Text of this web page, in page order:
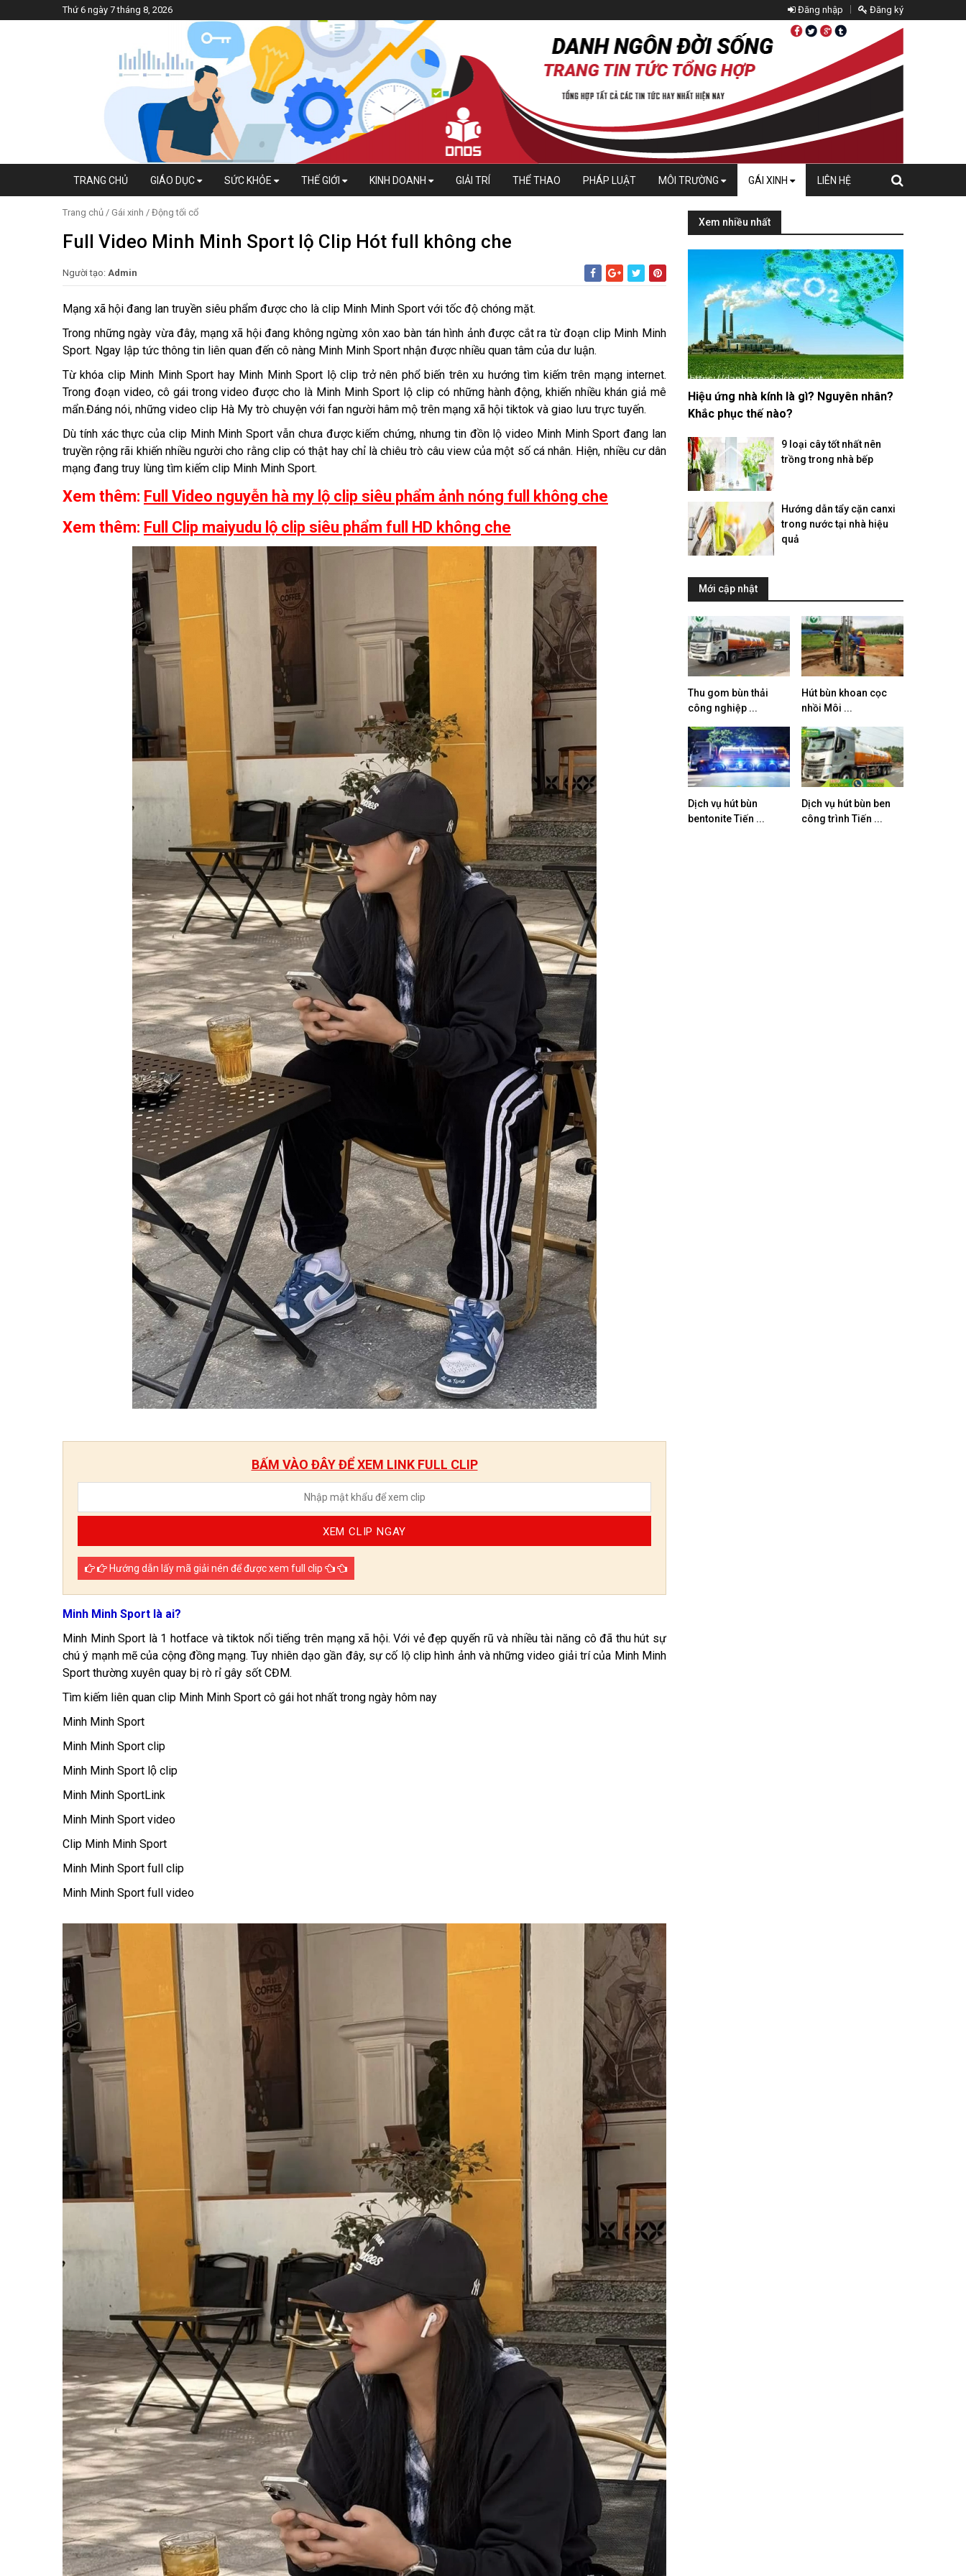
Thứ 6 ngày 7 tháng 8, 2026 Đăng nhập Đăng ký
TRANG CHỦ GIÁO DỤC SỨC KHỎE THẾ GIỚI KINH DOANH GIẢI TRÍ THỂ THAO PHÁP LUẬT MÔI TRƯỜNG GÁI XINH LIÊN HỆ
Trang chủ / Gái xinh / Động tối cổ
Full Video Minh Minh Sport lộ Clip Hót full không che
Người tạo: Admin
Mạng xã hội đang lan truyền siêu phẩm được cho là clip Minh Minh Sport với tốc độ chóng mặt.
Trong những ngày vừa đây, mạng xã hội đang không ngừng xôn xao bàn tán hình ảnh được cắt ra từ đoạn clip Minh Minh
Sport. Ngay lập tức thông tin liên quan đến cô nàng Minh Minh Sport nhận được nhiều quan tâm của dư luận.
Từ khóa clip Minh Minh Sport hay Minh Minh Sport lộ clip trở nên phổ biến trên xu hướng tìm kiếm trên mạng internet.
Trong đoạn video, cô gái trong video được cho là Minh Minh Sport lộ clip có những hành động, khiến nhiều khán giả mê
mẩn.Đáng nói, những video clip Hà My trò chuyện với fan người hâm mộ trên mạng xã hội tiktok và giao lưu trực tuyến.
Dù tính xác thực của clip Minh Minh Sport vẫn chưa được kiếm chứng, nhưng tin đồn lộ video Minh Minh Sport đang lan
truyền rộng rãi khiến nhiều người cho rằng clip có thật hay chỉ là chiêu trò câu view của một số cá nhân. Hiện, nhiều cư dân
mạng đang truy lùng tìm kiếm clip Minh Minh Sport.
Xem thêm: Full Video nguyễn hà my lộ clip siêu phẩm ảnh nóng full không che
Xem thêm: Full Clip maiyudu lộ clip siêu phẩm full HD không che
BẤM VÀO ĐÂY ĐỂ XEM LINK FULL CLIP
XEM CLIP NGAY
Hướng dẫn lấy mã giải nén để được xem full clip
Minh Minh Sport là ai?
Minh Minh Sport là 1 hotface và tiktok nổi tiếng trên mạng xã hội. Với vẻ đẹp quyến rũ và nhiều tài năng cô đã thu hút sự
chú ý mạnh mẽ của cộng đồng mạng. Tuy nhiên dạo gần đây, sự cố lộ clip hình ảnh và những video giải trí của Minh Minh
Sport thường xuyên quay bị rò rỉ gây sốt CĐM.
Tìm kiếm liên quan clip Minh Minh Sport cô gái hot nhất trong ngày hôm nay
Minh Minh Sport
Minh Minh Sport clip
Minh Minh Sport lộ clip
Minh Minh SportLink
Minh Minh Sport video
Clip Minh Minh Sport
Minh Minh Sport full clip
Minh Minh Sport full video
Xem nhiều nhất
Hiệu ứng nhà kính là gì? Nguyên nhân?
Khắc phục thế nào?
9 loại cây tốt nhất nên
trồng trong nhà bếp
Hướng dẫn tẩy cặn canxi
trong nước tại nhà hiệu
quả
Mới cập nhật
Thu gom bùn thải
công nghiệp ...
Hút bùn khoan cọc
nhồi Môi ...
Dịch vụ hút bùn
bentonite Tiến ...
Dịch vụ hút bùn ben
công trình Tiến ...